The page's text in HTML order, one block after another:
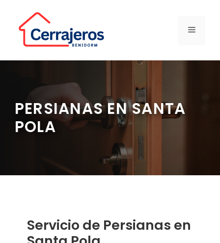
contenido
MENÚ
PERSIANAS EN SANTA
POLA
Servicio de Persianas en